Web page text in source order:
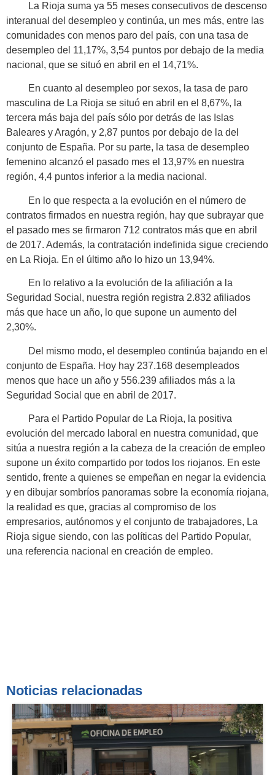
La Rioja suma ya 55 meses consecutivos de descenso
interanual del desempleo y continúa, un mes más, entre las
comunidades con menos paro del país, con una tasa de
desempleo del 11,17%, 3,54 puntos por debajo de la media
nacional, que se situó en abril en el 14,71%.
En cuanto al desempleo por sexos, la tasa de paro
masculina de La Rioja se situó en abril en el 8,67%, la
tercera más baja del país sólo por detrás de las Islas
Baleares y Aragón, y 2,87 puntos por debajo de la del
conjunto de España. Por su parte, la tasa de desempleo
femenino alcanzó el pasado mes el 13,97% en nuestra
región, 4,4 puntos inferior a la media nacional.
En lo que respecta a la evolución en el número de
contratos firmados en nuestra región, hay que subrayar que
el pasado mes se firmaron 712 contratos más que en abril
de 2017. Además, la contratación indefinida sigue creciendo
en La Rioja. En el último año lo hizo un 13,94%.
En lo relativo a la evolución de la afiliación a la
Seguridad Social, nuestra región registra 2.832 afiliados
más que hace un año, lo que supone un aumento del
2,30%.
Del mismo modo, el desempleo continúa bajando en el
conjunto de España. Hoy hay 237.168 desempleados
menos que hace un año y 556.239 afiliados más a la
Seguridad Social que en abril de 2017.
Para el Partido Popular de La Rioja, la positiva
evolución del mercado laboral en nuestra comunidad, que
sitúa a nuestra región a la cabeza de la creación de empleo
supone un éxito compartido por todos los riojanos. En este
sentido, frente a quienes se empeñan en negar la evidencia
y en dibujar sombríos panoramas sobre la economía riojana,
la realidad es que, gracias al compromiso de los
empresarios, autónomos y el conjunto de trabajadores, La
Rioja sigue siendo, con las políticas del Partido Popular,
una referencia nacional en creación de empleo.
Noticias relacionadas